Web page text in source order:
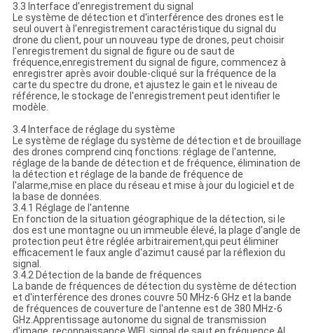
3.3 Interface d'enregistrement du signal
Le système de détection et d'interférence des drones est le
seul ouvert à l'enregistrement caractéristique du signal du
drone du client, pour un nouveau type de drones, peut choisir
l'enregistrement du signal de figure ou de saut de
fréquence,enregistrement du signal de figure, commencez à
enregistrer après avoir double-cliqué sur la fréquence de la
carte du spectre du drone, et ajustez le gain et le niveau de
référence, le stockage de l'enregistrement peut identifier le
modèle.
3.4 Interface de réglage du système
Le système de réglage du système de détection et de brouillage
des drones comprend cinq fonctions: réglage de l'antenne,
réglage de la bande de détection et de fréquence, élimination de
la détection et réglage de la bande de fréquence de
l'alarme,mise en place du réseau et mise à jour du logiciel et de
la base de données.
3.4.1 Réglage de l'antenne
En fonction de la situation géographique de la détection, si le
dos est une montagne ou un immeuble élevé, la plage d'angle de
protection peut être réglée arbitrairement,qui peut éliminer
efficacement le faux angle d'azimut causé par la réflexion du
signal.
3.4.2 Détection de la bande de fréquences
La bande de fréquences de détection du système de détection
et d'interférence des drones couvre 50 MHz-6 GHz et la bande
de fréquences de couverture de l'antenne est de 380 MHz-6
GHz.Apprentissage autonome du signal de transmission